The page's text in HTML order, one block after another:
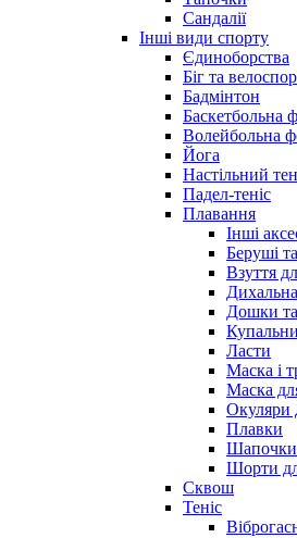
Сандалії
Інші види спорту
Єдиноборства
Біг та
Бадмінтон
Баскетбольна
Волейбольна
Йога
Настільний
Падел-теніс
Плавання
Інші
Беруші
Взуття
Дошки
Ласти
Маска і
Маска
Окуляри
Плавки
Шапочки
Шорти
Сквош
Теніс